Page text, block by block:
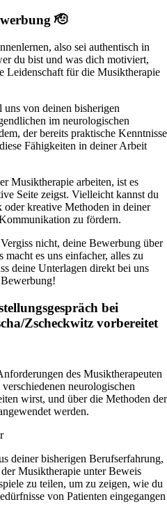
🫡
also sei authentisch in
du bist und was dich motiviert,
Leidenschaft für die Musiktherapie
uns von deinen bisherigen
im neurologischen
der bereits praktische Kenntnisse
Fähigkeiten in deiner Arbeit
Musiktherapie arbeiten, ist es
Seite zeigst. Vielleicht kannst du
kreative Methoden in deiner
zu fördern.
Vergiss nicht, deine Bewerbung über
es uns einfacher, alles zu
deine Unterlagen direkt bei uns
bei
Zscheckwitz vorbereitet
des Musiktherapeuten
neurologischen
wirst, und über die Methoden der
werden.
deiner bisherigen Berufserfahrung,
Musiktherapie unter Beweis
zu teilen, um zu zeigen, wie du
von Patienten eingegangen